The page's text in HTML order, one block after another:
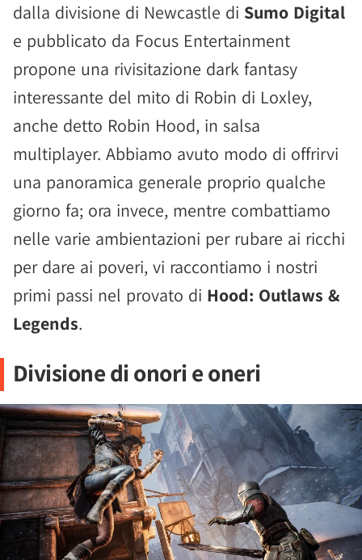
dalla divisione di Newcastle di Sumo Digital
e pubblicato da Focus Entertainment
propone una rivisitazione dark fantasy
interessante del mito di Robin di Loxley,
anche detto Robin Hood, in salsa
multiplayer. Abbiamo avuto modo di offrirvi
una panoramica generale proprio qualche
giorno fa; ora invece, mentre combattiamo
nelle varie ambientazioni per rubare ai ricchi
per dare ai poveri, vi raccontiamo i nostri
primi passi nel provato di Hood: Outlaws &
Legends.
Divisione di onori e oneri